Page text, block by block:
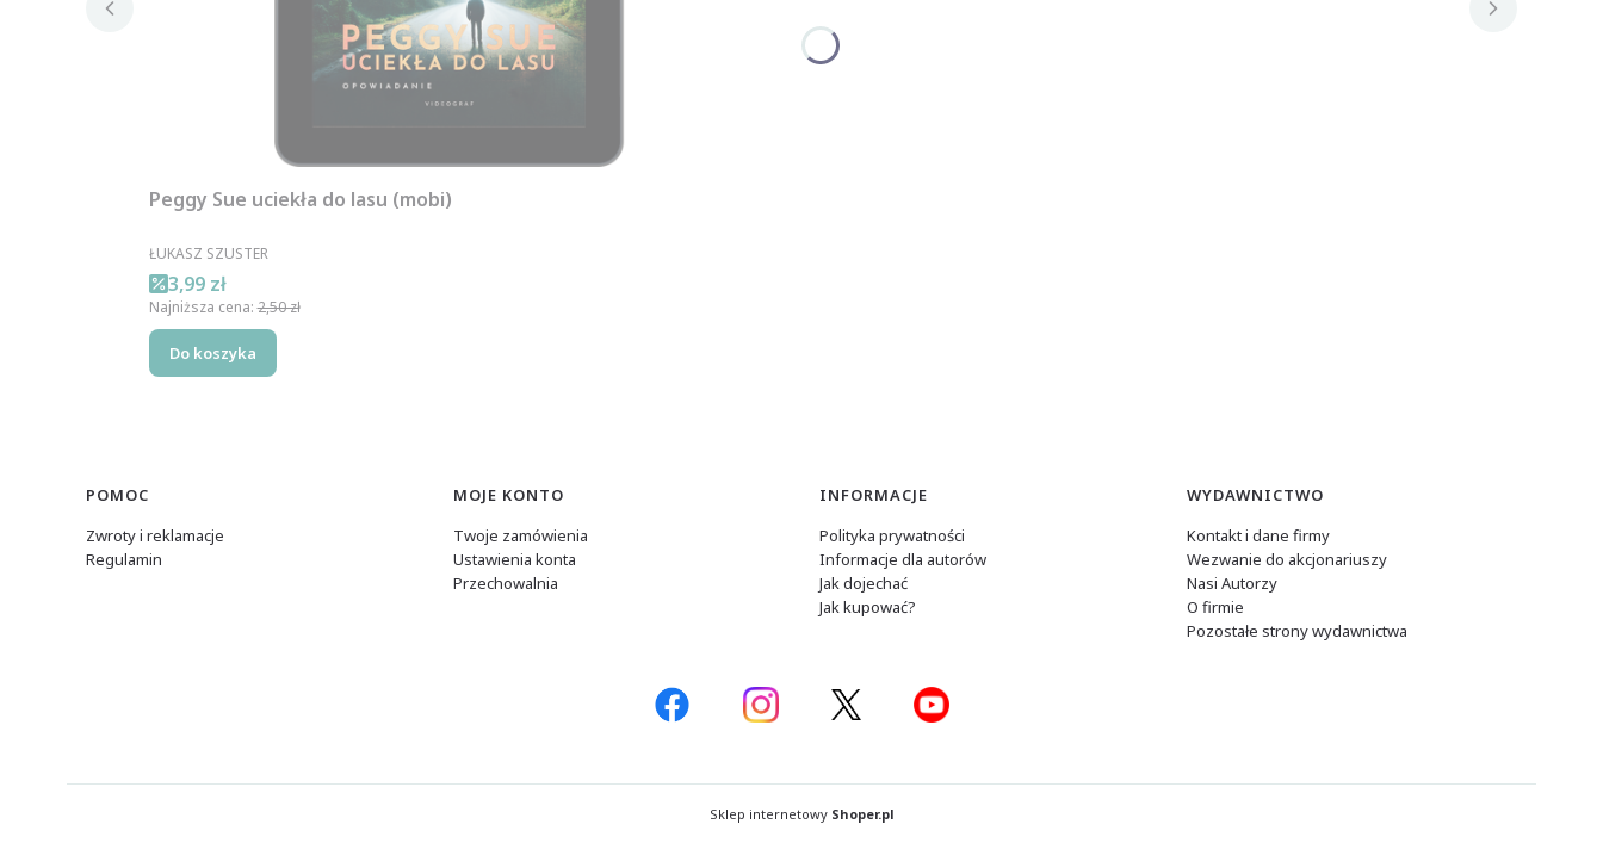
Peggy Sue uciekła do lasu (mobi)
PRODUCENT
ŁUKASZ SZUSTER
Cena promocyjna
3,99 zł
Najniższa cena: 2,50 zł
Do koszyka
Linki w stopce
POMOC
Zwroty i reklamacje
Regulamin
MOJE KONTO
Twoje zamówienia
Ustawienia konta
Przechowalnia
INFORMACJE
Polityka prywatności
Informacje dla autorów
Jak dojechać
Jak kupować?
WYDAWNICTWO
Kontakt i dane firmy
Wezwanie do akcjonariuszy
Nasi Autorzy
O firmie
Pozostałe strony wydawnictwa
Sklep internetowy Shoper.pl